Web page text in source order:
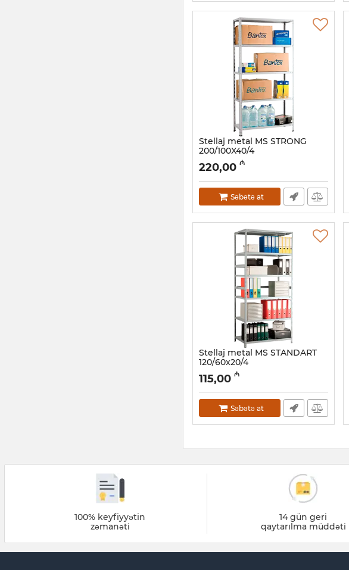
Stellaj metal MS STRONG
200/100X40/4
Artikul: 032001109
220,00 ₼
Səbətə at
Stellaj metal MS STANDART
120/60x20/4
Artikul: 032001103
115,00 ₼
Səbətə at
100% keyfiyyətin
zəmanəti
14 gün geri
qaytarılma müddəti